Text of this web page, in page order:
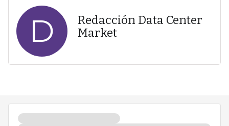
D
Redacción Data Center
Market